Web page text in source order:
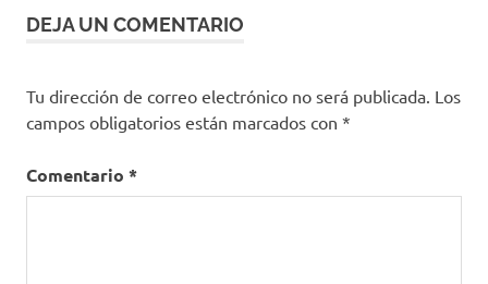
DEJA UN COMENTARIO
Tu dirección de correo electrónico no será publicada. Los
campos obligatorios están marcados con *
Comentario *